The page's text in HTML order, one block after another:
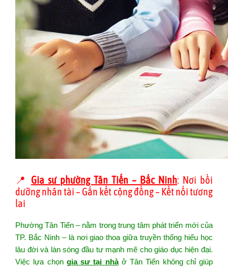
📍 Gia sư phường Tân Tiến – Bắc Ninh: Nơi bồi
dưỡng nhân tài – Gắn kết cộng đồng – Kết nối tương
lai
Phường Tân Tiến – nằm trong trung tâm phát triển mới của
TP. Bắc Ninh – là nơi giao thoa giữa truyền thống hiếu học
lâu đời và làn sóng đầu tư mạnh mẽ cho giáo dục hiện đại.
Việc lựa chọn gia sư tại nhàở Tân Tiến không chỉ giúp